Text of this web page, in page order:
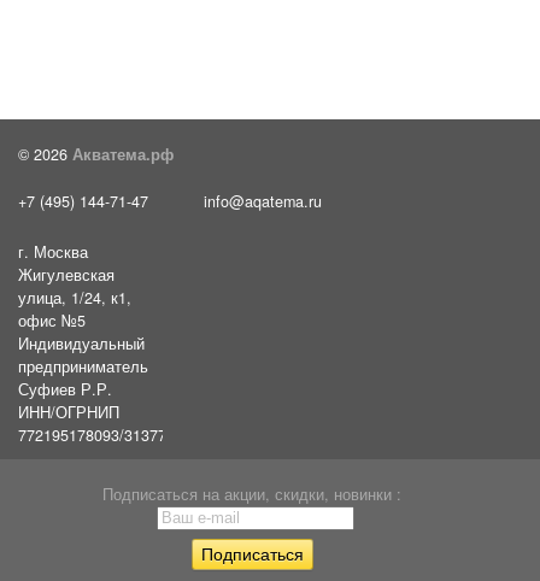
© 2026 Акватема.рф
+7 (495) 144-71-47 info@aqatema.ru
г. Москва
Жигулевская
улица, 1/24, к1,
офис №5
Индивидуальный
предприниматель
Суфиев Р.Р.
ИНН/ОГРНИП
772195178093/31377461610054
Подписаться на акции, скидки, новинки :